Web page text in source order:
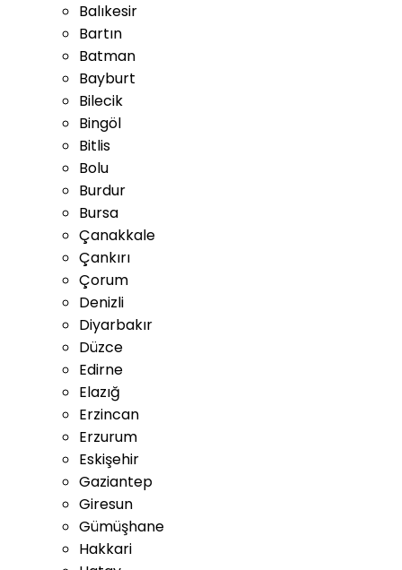
Balıkesir
Bartın
Batman
Bayburt
Bilecik
Bingöl
Bitlis
Bolu
Burdur
Bursa
Çanakkale
Çankırı
Çorum
Denizli
Diyarbakır
Düzce
Edirne
Elazığ
Erzincan
Erzurum
Eskişehir
Gaziantep
Giresun
Gümüşhane
Hakkari